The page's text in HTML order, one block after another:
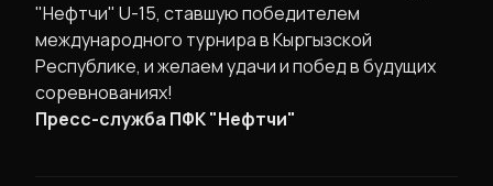
"Нефтчи" U-15, ставшую победителем
международного турнира в Кыргызской
Республике, и желаем удачи и побед в будущих
соревнованиях!
Пресс-служба ПФК "Нефтчи"